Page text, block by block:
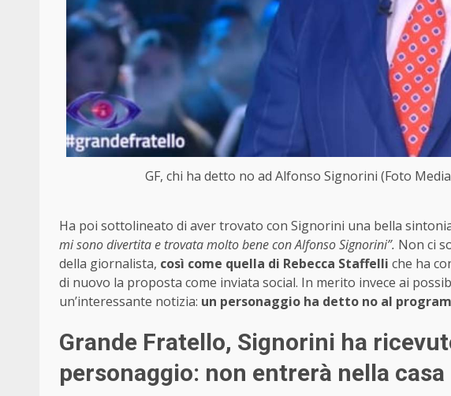
GF, chi ha detto no ad Alfonso Signorini (Foto
Ha poi sottolineato di aver trovato con Signorini una bella
mi sono divertita e trovata molto bene con Alfonso Signorini”. Non ci
della giornalista, così come quella di Rebecca Staffelli che ha
di nuovo la proposta come inviata social. In merito invece ai
un’interessante notizia: un personaggio ha detto no al
Grande Fratello, Signorini ha
personaggio: non entrerà nella casa